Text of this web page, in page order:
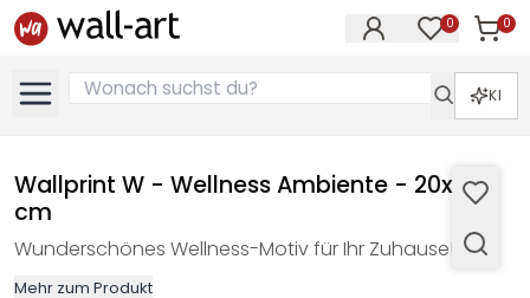
0 0
KI
Wallprint W - Wellness Ambiente - 20x30
cm
Wunderschönes Wellness-Motiv für Ihr Zuhause!
Mehr zum Produkt